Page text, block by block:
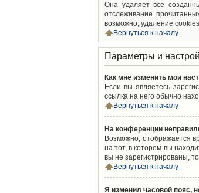
Она удаляет все
отслеживание
возможно, удаление
Вернуться к началу
Параметры и
Как мне изменить мои
Если вы являетесь
ссылка на него обычно
Вернуться к началу
На конференции
Возможно, отображается
на тот, в котором вы
вы не зарегистрированы,
Вернуться к началу
Я изменил часовой пояс,